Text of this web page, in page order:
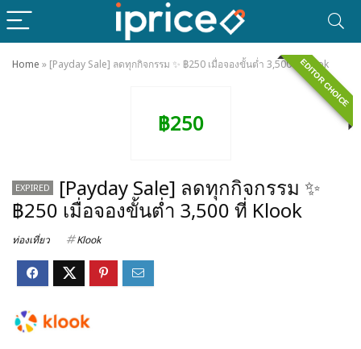
Home » [Payday Sale] ลดทุกกิจกรรม ✨ ฿250 เมื่อจองขั้นต่ำ 3,500 ที่ Klook
EDITOR CHOICE
฿250
EXPIRED
[Payday Sale] ลดทุกกิจกรรม ✨
฿250 เมื่อจองขั้นต่ำ 3,500 ที่ Klook
ท่องเที่ยว Klook